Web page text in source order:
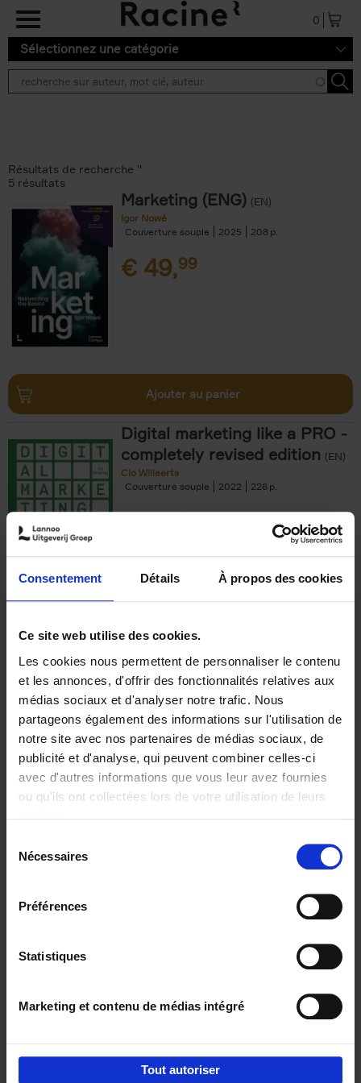
Consentement Détails À propos des cookies
Ce site web utilise des cookies.
Les cookies nous permettent de personnaliser le contenu
et les annonces, d'offrir des fonctionnalités relatives aux
médias sociaux et d'analyser notre trafic. Nous
partageons également des informations sur l'utilisation de
notre site avec nos partenaires de médias sociaux, de
publicité et d'analyse, qui peuvent combiner celles-ci
avec d'autres informations que vous leur avez fournies
ou qu'ils ont collectées lors de votre utilisation de leurs
Nécessaires
Préférences
Statistiques
Marketing et contenu de médias intégré
Tout autoriser
Aller au contenu principal
0
Sélectionnez une catégorie
Résultats de recherche ''
5 résultats
Marketing (ENG) (EN)
Igor Nowé
Couverture souple
2025 208
€ 49,99
Ajouter au panier
Digital marketing like a PRO -
completely revised edition (EN)
Clo Willaerts
Couverture souple
2022 226
€35,50
The Offer You Can't
Refuse
Steven Van Belleghem
Couverture souple
2020 256
€37,50
Building Bonds = Building